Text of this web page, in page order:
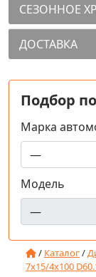
СЕЗОННОЕ
ДОСТАВКА
Подбор
Марка
Модель
/ Каталог/
7x15/4x100